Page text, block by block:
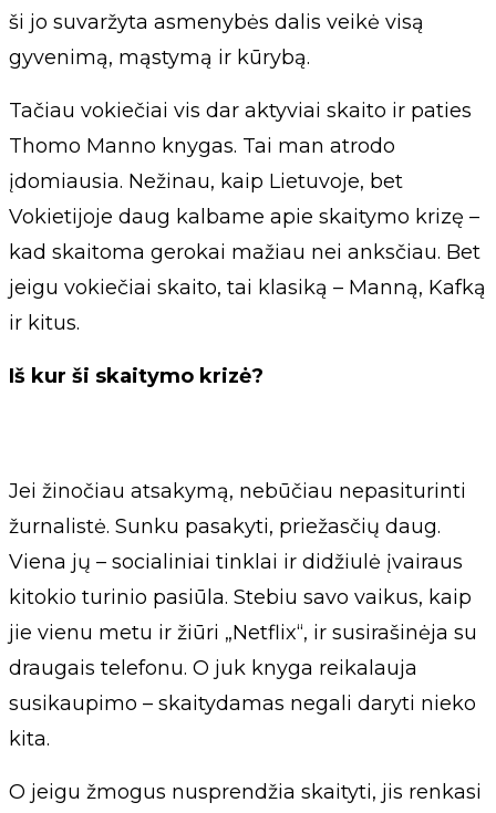
ši jo suvaržyta asmenybės dalis veikė visą
gyvenimą, mąstymą ir kūrybą.
Tačiau vokiečiai vis dar aktyviai skaito ir paties
Thomo Manno knygas. Tai man atrodo
įdomiausia. Nežinau, kaip Lietuvoje, bet
Vokietijoje daug kalbame apie skaitymo krizę –
kad skaitoma gerokai mažiau nei anksčiau. Bet
jeigu vokiečiai skaito, tai klasiką – Manną, Kafką
ir kitus.
Iš kur ši skaitymo krizė?
Jei žinočiau atsakymą, nebūčiau nepasiturinti
žurnalistė. Sunku pasakyti, priežasčių daug.
Viena jų – socialiniai tinklai ir didžiulė įvairaus
kitokio turinio pasiūla. Stebiu savo vaikus, kaip
jie vienu metu ir žiūri „Netflix“, ir susirašinėja su
draugais telefonu. O juk knyga reikalauja
susikaupimo – skaitydamas negali daryti nieko
kita.
O jeigu žmogus nusprendžia skaityti, jis renkasi